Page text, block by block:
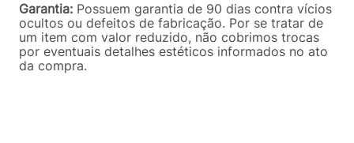
Garantia: Possuem garantia de 90 dias contra vícios
ocultos ou defeitos de fabricação. Por se tratar de
um item com valor reduzido, não cobrimos trocas
por eventuais detalhes estéticos informados no ato
da compra.